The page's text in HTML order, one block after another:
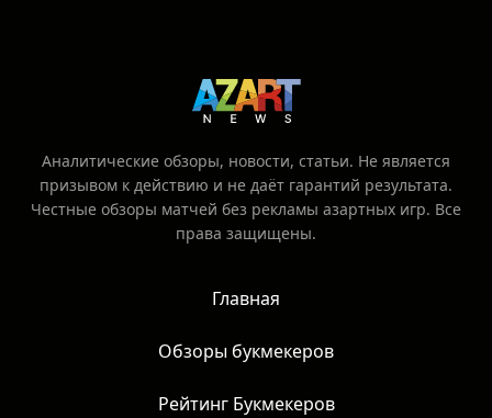
Аналитические обзоры, новости, статьи. Не является
призывом к действию и не даёт гарантий результата.
Честные обзоры матчей без рекламы азартных игр. Все
права защищены.
Главная
Обзоры букмекеров
Рейтинг Букмекеров